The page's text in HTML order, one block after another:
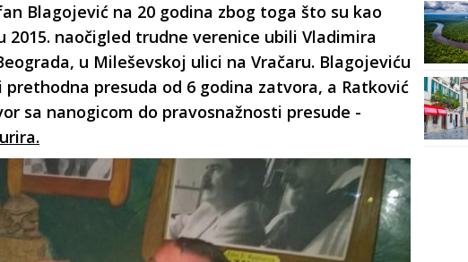
Blagojević na 20 godina zbog toga što su kao
2015. naočigled trudne verenice ubili Vladimira
u Mileševskoj ulici na Vračaru. Blagojeviću
presuda od 6 godina zatvora, a Ratković
sa nanogicom do pravosnažnosti presude -